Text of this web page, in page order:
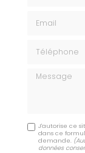
Message
J'autorise ce
dans ce
demande.
données